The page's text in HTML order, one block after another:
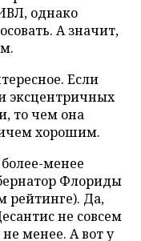
однако
А значит,
Если
эксцентричных
то чем она
хорошим.
менее
Флориды
рейтинге). Да,
не совсем
менее. А вот у